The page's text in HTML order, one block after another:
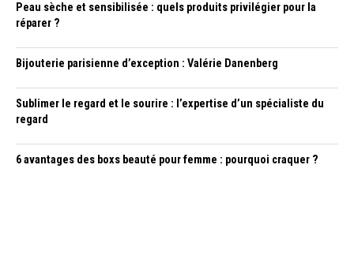
Peau sèche et sensibilisée : quels produits privilégier pour la
réparer ?
Bijouterie parisienne d’exception : Valérie Danenberg
Sublimer le regard et le sourire : l’expertise d’un spécialiste du
regard
6 avantages des boxs beauté pour femme : pourquoi craquer ?